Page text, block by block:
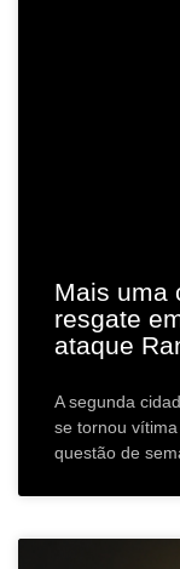
Mais uma
resgate
ataque
A segunda
se tornou
questão de